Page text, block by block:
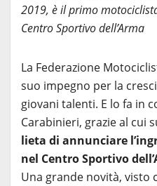
2019, è il primo
Centro Sportivo dell’Arma
La Federazione
suo impegno per la
giovani talenti. E lo fa in
Carabinieri, grazie al cui
lieta di annunciare
nel Centro Sportivo
Una grande novità, visto